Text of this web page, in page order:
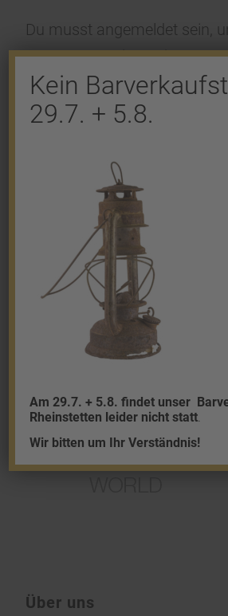
Du musst angemeldet sein,
Kommentar abzugeben.
Granalien
Palladium
Über uns
Kein
29.7. + 5.8.
Am 29.7. + 5.8. findet unser
Rheinstetten leider nicht statt
Wir bitten um Ihr Verständnis!